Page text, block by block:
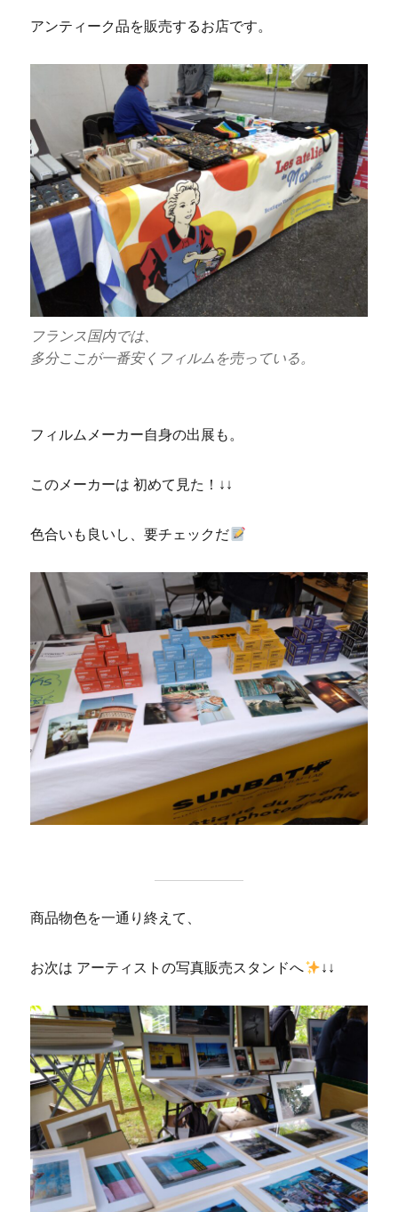
アンティーク品を販売するお店です。
フランス国内では、
多分ここが一番安くフィルムを売っている。
フィルムメーカー自身の出展も。
このメーカーは 初めて見た！↓↓
色合いも良いし、要チェックだ
商品物色を一通り終えて、
お次は アーティストの写真販売スタンドへ ↓↓